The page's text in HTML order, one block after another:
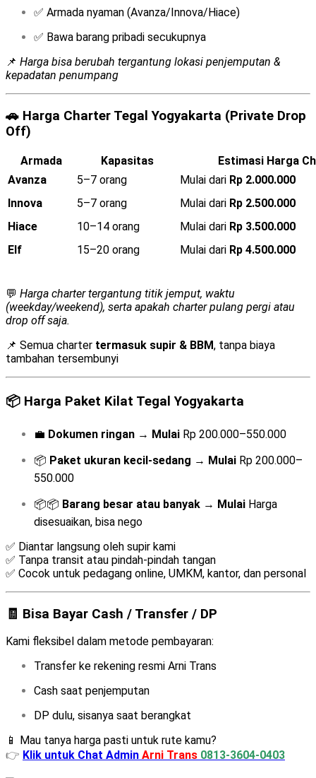
✅ Armada nyaman (Avanza/Innova/Hiace)
✅ Bawa barang pribadi secukupnya
📌 Harga bisa berubah tergantung lokasi penjemputan &
kepadatan penumpang
🚗 Harga Charter Tegal Yogyakarta (Private Drop
Off)
Armada Kapasitas
Estimasi Harga
Avanza
5–7 orang Mulai dari Rp 2.000.000
Innova
5–7 orang Mulai dari Rp 2.500.000
Hiace
10–14 orang Mulai dari Rp 3.500.000
Elf
15–20 orang Mulai dari Rp 4.500.000
💬 Harga charter tergantung titik jemput, waktu
(weekday/weekend), serta apakah charter pulang pergi atau
drop off saja.
📌 Semua charter termasuk supir & BBM, tanpa biaya
tambahan tersembunyi
📦 Harga Paket Kilat Tegal Yogyakarta
💼 Dokumen ringan → Mulai Rp 200.000–550.000
📦 Paket ukuran kecil-sedang → Mulai Rp 200.000–
550.000
📦📦 Barang besar atau banyak → Mulai Harga
disesuaikan, bisa nego
✅ Diantar langsung oleh supir kami
✅ Tanpa transit atau pindah-pindah tangan
✅ Cocok untuk pedagang online, UMKM, kantor, dan personal
🧾 Bisa Bayar Cash / Transfer / DP
Kami fleksibel dalam metode pembayaran:
Transfer ke rekening resmi Arni Trans
Cash saat penjemputan
DP dulu, sisanya saat berangkat
📱 Mau tanya harga pasti untuk rute kamu?
👉 Klik untuk Chat Admin Arni Trans 0813-3604-0403